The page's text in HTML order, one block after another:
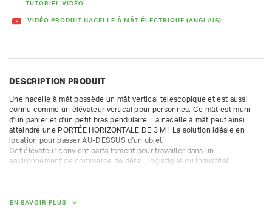
TUTORIEL VIDÉO
VIDÉO PRODUIT NACELLE À MÂT ÉLECTRIQUE (ANGLAIS)
DESCRIPTION PRODUIT
Une nacelle à mât possède un mât vertical télescopique et est aussi
connu comme un élévateur vertical pour personnes. Ce mât est muni
d'un panier et d'un petit bras pendulaire. La nacelle à mât peut ainsi
atteindre une PORTÉE HORIZONTALE DE 3 M ! La solution idéale en
location pour passer AU-DESSUS d'un objet.
Cet élévateur convient parfaitement pour travailler dans un
environnement de commerce de détail, logistique ou industriel.
EN SAVOIR PLUS